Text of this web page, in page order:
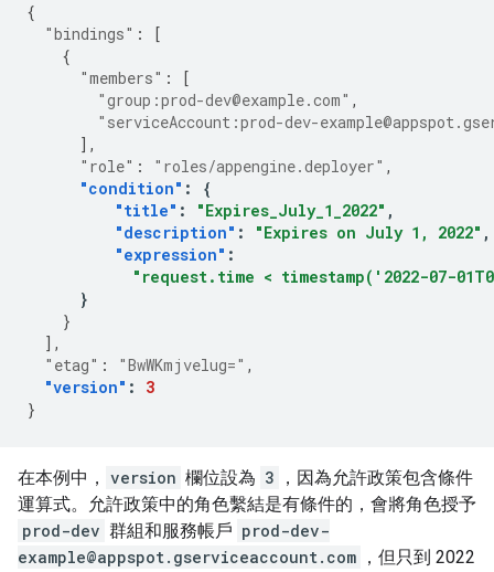
{
"bindings" :
[
{
"members" :
[
"group:prod-dev@example.com" ,
"serviceAccount:prod-dev-
],
"role" : "roles/appengine.deployer" ,
"condition" :
{
"title" : "Expires_July_1_2022" ,
"description" : "Expires on July 1, 2022" ,
"expression" :
"request.time < timestamp('2022-07-
}
}
],
"etag" : "BwWKmjvelug=" ,
"version" :
3
}
在本例中， version 欄位設為 3
，因為允許政策包含條件
運算式。允許政策中的角色繫結是有條件的，會將角色授予
prod-dev 群組和服務帳戶 prod-dev-
example@appspot.gserviceaccount.com ，但只到 2022